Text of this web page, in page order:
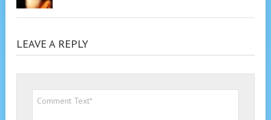
LEAVE A REPLY